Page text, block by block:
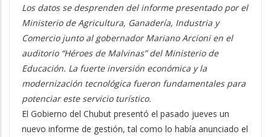
Los datos se desprenden del informe presentado por el
Ministerio de Agricultura, Ganadería, Industria y
Comercio junto al gobernador Mariano Arcioni en el
auditorio “Héroes de Malvinas” del Ministerio de
Educación. La fuerte inversión económica y la
modernización tecnológica fueron fundamentales para
potenciar este servicio turístico.
El Gobierno del Chubut presentó el pasado jueves un
nuevo informe de gestión, tal como lo había anunciado el